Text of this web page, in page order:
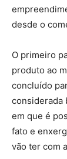
desde o
O primeiro
produto ao
concluído
considerada
em que é
fato e
vão ter com